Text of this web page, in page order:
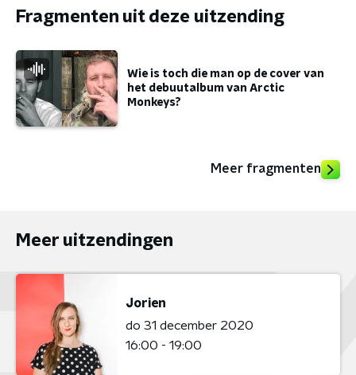
Fragmenten uit deze uitzending
Wie is toch die man op de cover van
het debuutalbum van Arctic
Monkeys?
Meer fragmenten
Meer uitzendingen
Jorien
do 31 december 2020
16:00 - 19:00